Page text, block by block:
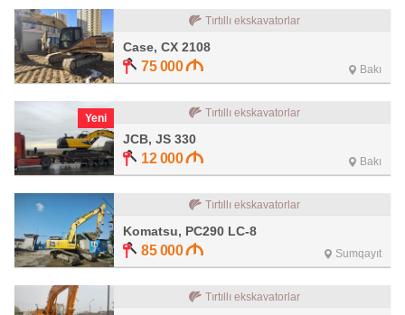
Tırtıllı ekskavatorlar
Case, CX 2108
75 000 Bakı
Yeni Tırtıllı ekskavatorlar
JCB, JS 330
12 000 Bakı
Tırtıllı ekskavatorlar
Komatsu, PC290 LC-8
85 000 Sumqayıt
Tırtıllı ekskavatorlar